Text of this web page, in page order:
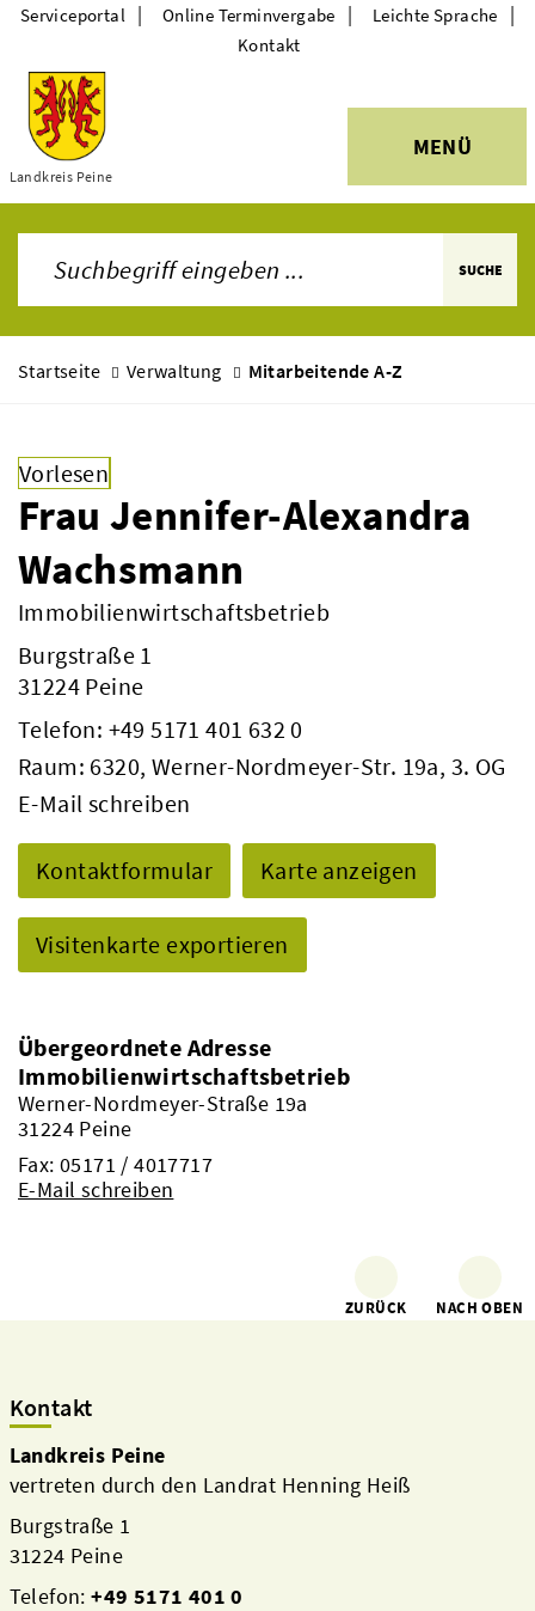
Themen
Landkreis Peine
MENÜ
Serviceportal | Online Terminvergabe | Leichte Sprache |
Kontakt
SUCHE
Startseite Verwaltung Mitarbeitende A-Z
Vorlesen
Frau Jennifer-Alexandra
Wachsmann
Immobilienwirtschaftsbetrieb
Burgstraße 1
31224 Peine
Telefon: +49 5171 401 632 0
Raum: 6320, Werner-Nordmeyer-Str. 19a, 3. OG
E-Mail schreiben
Kontaktformular Karte anzeigen
Visitenkarte exportieren
Übergeordnete Adresse
Immobilienwirtschaftsbetrieb
Werner-Nordmeyer-Straße 19a
31224 Peine
Fax: 05171 / 4017717
E-Mail schreiben
ZURÜCK NACH OBEN
Kontakt
Landkreis Peine
vertreten durch den Landrat Henning Heiß
Burgstraße 1
31224 Peine
Telefon:+49 5171 401 0